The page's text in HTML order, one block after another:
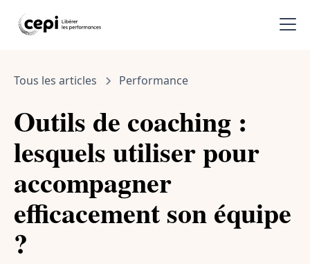
Tous les articles Performance
Outils de coaching :
lesquels utiliser pour
accompagner
efficacement son équipe
?